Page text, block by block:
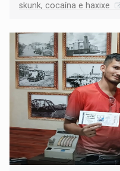
skunk, cocaína e haxixe